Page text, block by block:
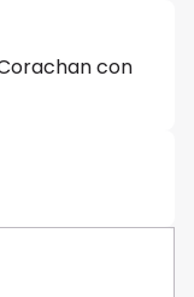
con